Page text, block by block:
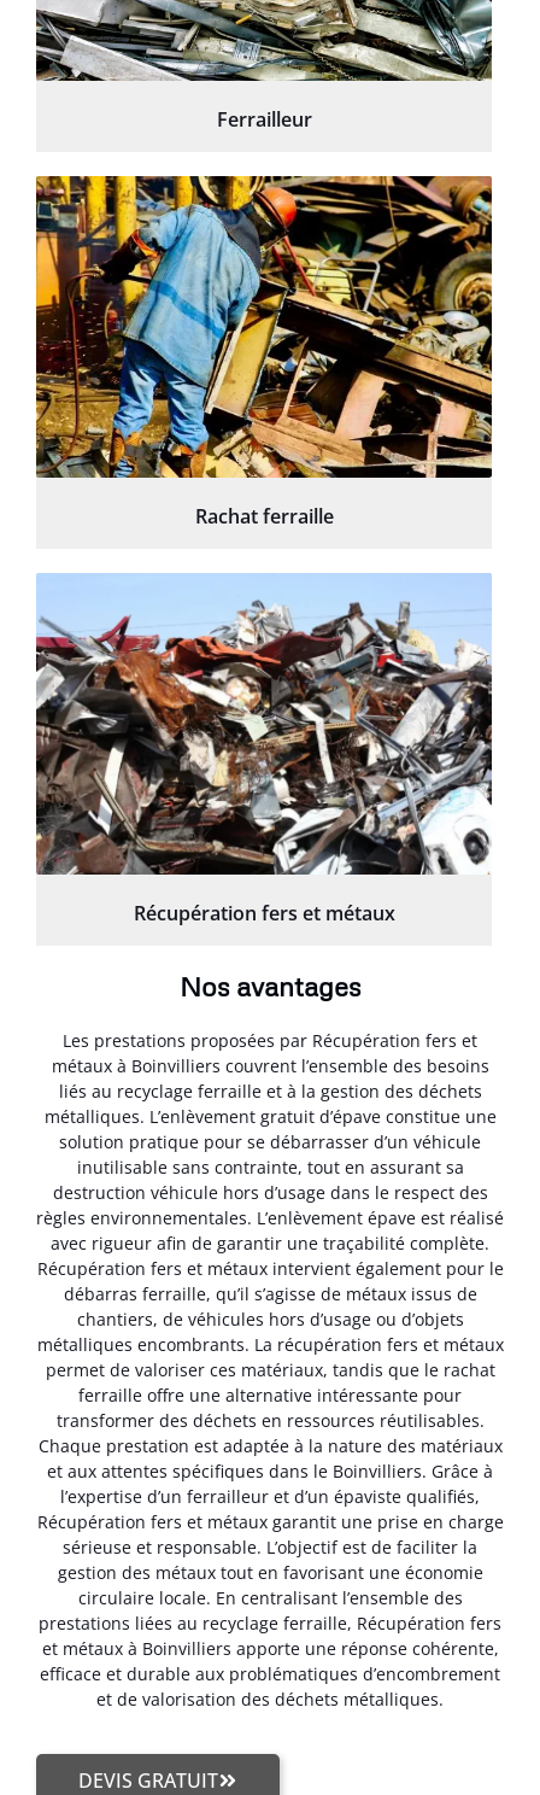
Ferrailleur
Rachat ferraille
Récupération fers et métaux
Nos avantages
Les prestations proposées par Récupération fers et
métaux à Boinvilliers couvrent l’ensemble des besoins
liés au recyclage ferraille et à la gestion des déchets
métalliques. L’enlèvement gratuit d’épave constitue une
solution pratique pour se débarrasser d’un véhicule
inutilisable sans contrainte, tout en assurant sa
destruction véhicule hors d’usage dans le respect des
règles environnementales. L’enlèvement épave est réalisé
avec rigueur afin de garantir une traçabilité complète.
Récupération fers et métaux intervient également pour le
débarras ferraille, qu’il s’agisse de métaux issus de
chantiers, de véhicules hors d’usage ou d’objets
métalliques encombrants. La récupération fers et métaux
permet de valoriser ces matériaux, tandis que le rachat
ferraille offre une alternative intéressante pour
transformer des déchets en ressources réutilisables.
Chaque prestation est adaptée à la nature des matériaux
et aux attentes spécifiques dans le Boinvilliers. Grâce à
l’expertise d’un ferrailleur et d’un épaviste qualifiés,
Récupération fers et métaux garantit une prise en charge
sérieuse et responsable. L’objectif est de faciliter la
gestion des métaux tout en favorisant une économie
circulaire locale. En centralisant l’ensemble des
prestations liées au recyclage ferraille, Récupération fers
et métaux à Boinvilliers apporte une réponse cohérente,
efficace et durable aux problématiques d’encombrement
et de valorisation des déchets métalliques.
DEVIS GRATUIT